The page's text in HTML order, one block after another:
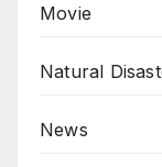
Movie
Natural
News